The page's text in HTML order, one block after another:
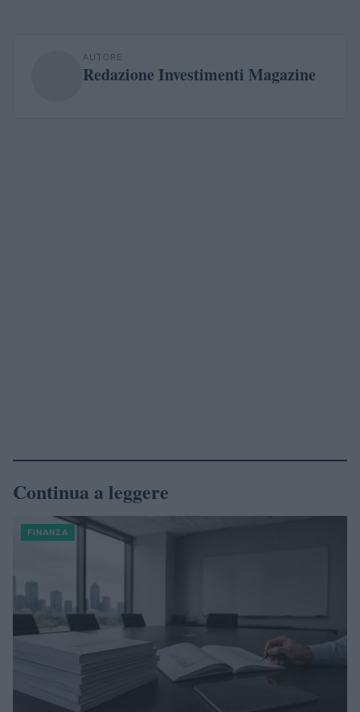
AUTORE
Redazione Investimenti Magazine
Continua a leggere
FINANZA